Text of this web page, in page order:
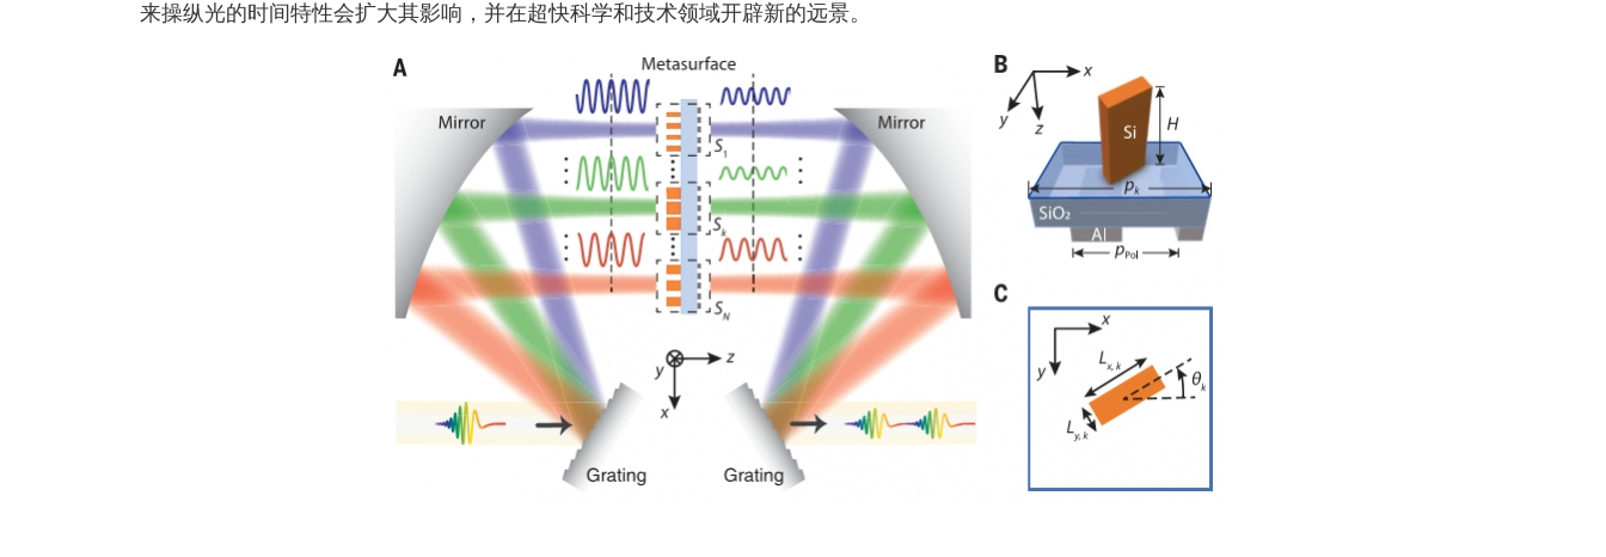
来操纵光的时间特性会扩大其影响，并在超快科学和技术领域开辟新的远景。